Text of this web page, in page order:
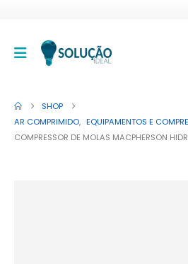
SHOP
AR COMPRIMIDO, EQUIPAMENTOS E
COMPRESSOR DE MOLAS MACPHERSON